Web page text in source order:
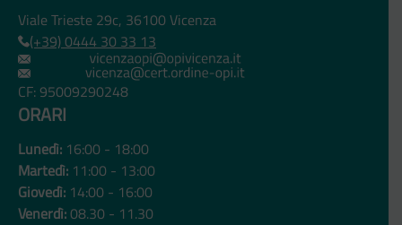
Viale Trieste 29c, 36100 Vicenza
(+39) 0444 30 33 13
CF: 95009290248
ORARI
Lunedì: 16:00 - 18:00
Martedì: 11:00 - 13:00
Giovedì: 14:00 - 16:00
Venerdì:08.30 - 11.30